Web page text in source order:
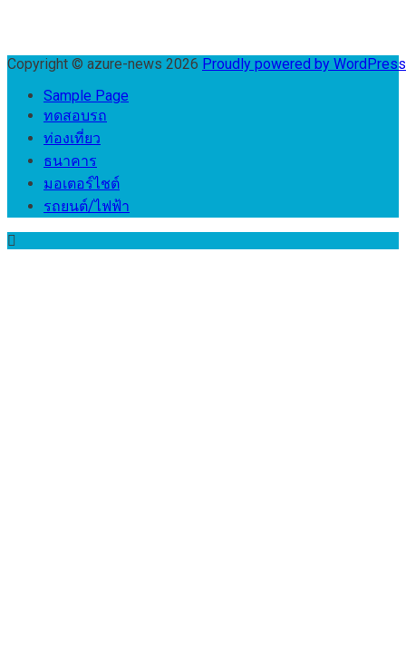
Copyright © azure-news 2026 Proudly powered by
Sample Page
ทดสอบรถ
ท่องเที่ยว
ธนาคาร
มอเตอร์ไชต์
รถยนต์/ไฟฟ้า